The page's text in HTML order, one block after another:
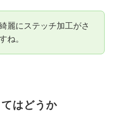
麗にステッチ加工がさ
ね。
はどうか